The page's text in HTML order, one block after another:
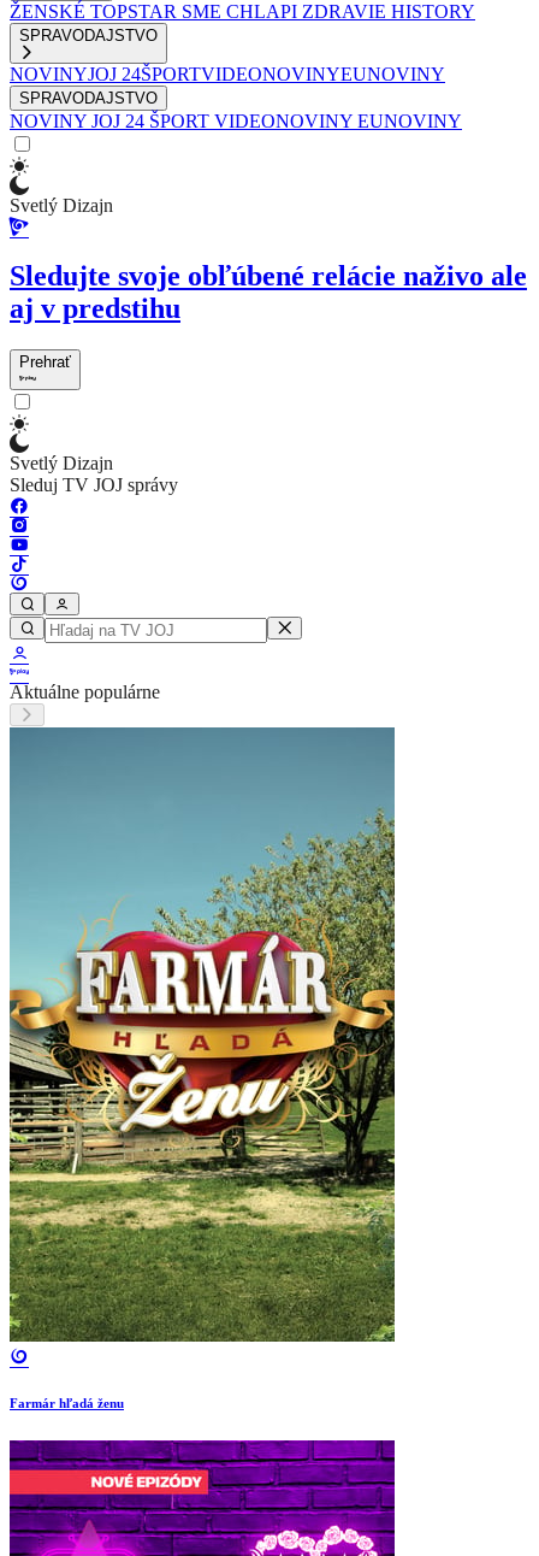
ŽENSKÉ TOPSTAR SME CHLAPI ZDRAVIE HISTORY
SPRAVODAJSTVO
NOVINYJOJ 24ŠPORTVIDEONOVINYEUNOVINY
SPRAVODAJSTVO
NOVINY JOJ 24 ŠPORT VIDEONOVINY EUNOVINY
Svetlý Dizajn
Sledujte svoje obľúbené relácie naživo ale
aj v predstihu
Prehrať
Svetlý Dizajn
Sleduj TV JOJ správy
Aktuálne populárne
Farmár hľadá ženu